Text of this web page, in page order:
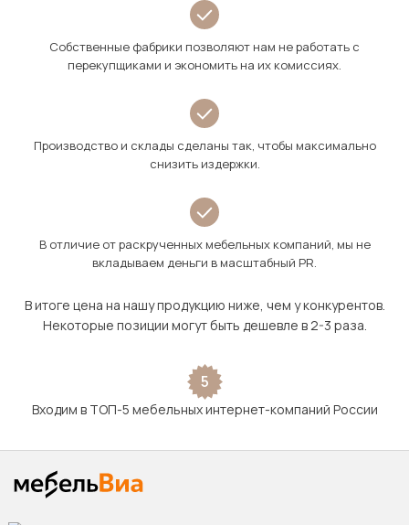
Собственные фабрики позволяют нам не работать с
перекупщиками и экономить на их комиссиях.
Производство и склады сделаны так, чтобы максимально
снизить издержки.
В отличие от раскрученных мебельных компаний, мы не
вкладываем деньги в масштабный PR.
В итоге цена на нашу продукцию ниже, чем у конкурентов.
Некоторые позиции могут быть дешевле в 2-3 раза.
5
Входим в ТОП-5 мебельных интернет-компаний России